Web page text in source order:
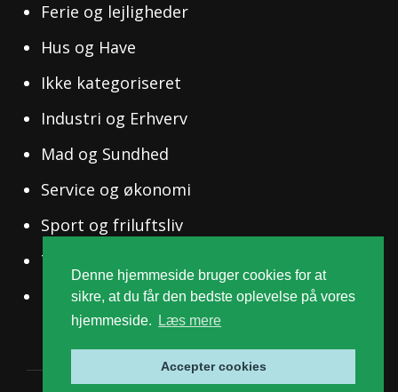
Denne hjemmeside bruger cookies for at
sikre, at du får den bedste oplevelse på vores
hjemmeside.
Læs mere
Accepter cookies
Ferie og lejligheder
Hus og Have
Ikke kategoriseret
Industri og Erhverv
Mad og Sundhed
Service og økonomi
Sport og friluftsliv
Tøj og Mode
Uddannelse og Ledelse